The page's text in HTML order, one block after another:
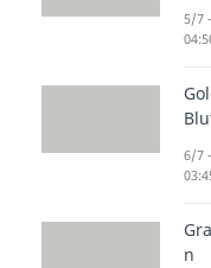
32
sich
des
5/7
6/7
n